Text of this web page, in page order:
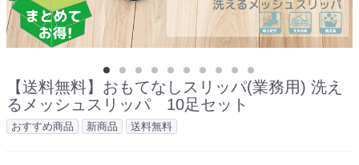
【送料無料】おもてなしスリッパ(業務用) 洗え
るメッシュスリッパ 10足セット
おすすめ商品 新商品 送料無料